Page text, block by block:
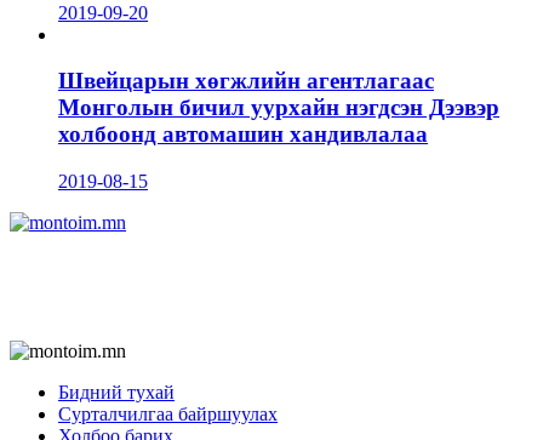
2019-09-20
Швейцарын хөгжлийн агентлагаас
Монголын бичил уурхайн нэгдсэн Дээвэр
холбоонд автомашин хандивлалаа
2019-08-15
Бидний тухай
Сурталчилгаа байршуулах
Холбоо барих